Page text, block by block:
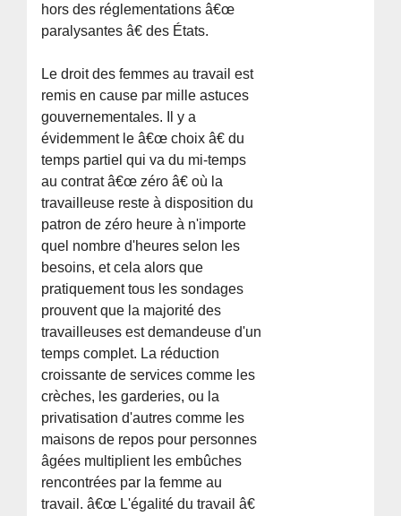
hors des réglementations â€œ
paralysantes â€ des États.
Le droit des femmes au travail est
remis en cause par mille astuces
gouvernementales. Il y a
évidemment le â€œ choix â€ du
temps partiel qui va du mi-temps
au contrat â€œ zéro â€ où la
travailleuse reste à disposition du
patron de zéro heure à n'importe
quel nombre d'heures selon les
besoins, et cela alors que
pratiquement tous les sondages
prouvent que la majorité des
travailleuses est demandeuse d'un
temps complet. La réduction
croissante de services comme les
crèches, les garderies, ou la
privatisation d'autres comme les
maisons de repos pour personnes
âgées multiplient les embûches
rencontrées par la femme au
travail. â€œ L'égalité du travail â€